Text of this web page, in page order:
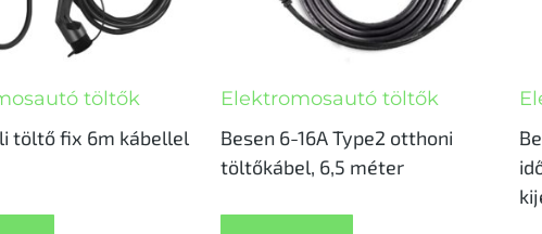
töltők
töltő fix 6m kábellel
Elektromosautó töltők
Besen 6-16A Type2 otthoni
töltőkábel, 6,5 méter